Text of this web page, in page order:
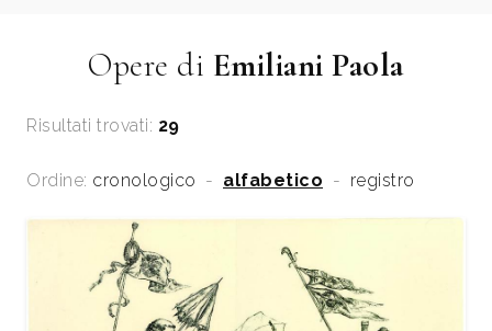
Opere di Emiliani Paola
Risultati trovati: 29
Ordine: cronologico - alfabetico - registro